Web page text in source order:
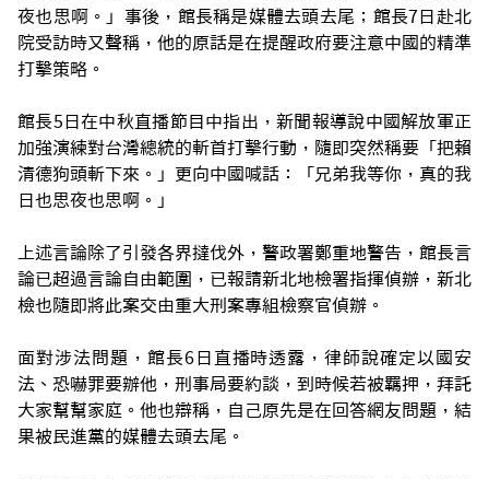
夜也思啊。」事後，館長稱是媒體去頭去尾；館長7日赴北
院受訪時又聲稱，他的原話是在提醒政府要注意中國的精準
打擊策略。
館長5日在中秋直播節目中指出，新聞報導說中國解放軍正
加強演練對台灣總統的斬首打擊行動，隨即突然稱要「把賴
清德狗頭斬下來。」更向中國喊話：「兄弟我等你，真的我
日也思夜也思啊。」
上述言論除了引發各界撻伐外，警政署鄭重地警告，館長言
論已超過言論自由範圍，已報請新北地檢署指揮偵辦，新北
檢也隨即將此案交由重大刑案專組檢察官偵辦。
面對涉法問題，館長6日直播時透露，律師說確定以國安
法、恐嚇罪要辦他，刑事局要約談，到時候若被羈押，拜託
大家幫幫家庭。他也辯稱，自己原先是在回答網友問題，結
果被民進黨的媒體去頭去尾。